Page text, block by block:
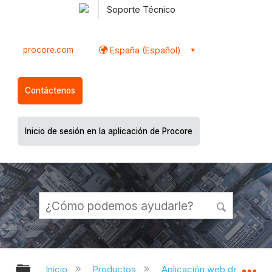
Soporte Técnico
procore.com España (Español)
Contáctenos
Inicio de sesión en la aplicación de Procore
Inicio Productos Aplicación web de